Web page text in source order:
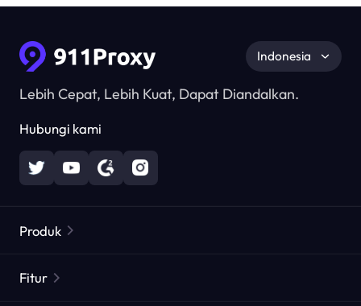
Lebih Cepat, Lebih Kuat, Dapat Diandalkan.
Hubungi kami
Indonesia
Produk
Fitur